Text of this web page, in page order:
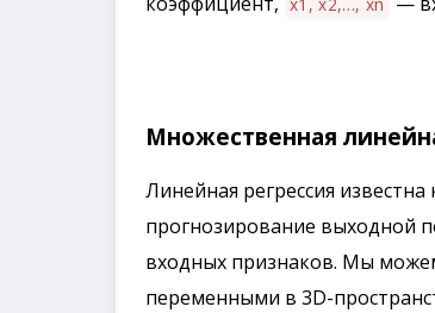
Множественная
Линейная регрессия
прогнозирование выходной
входных признаков. Мы
переменными в 3D-